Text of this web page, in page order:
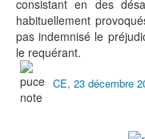
consistant en des
habituellement
pas indemnisé le
le requérant.
CE, 23 décembre